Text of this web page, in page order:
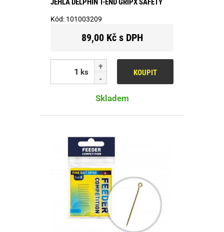
JEHLA DELPHIN T-END GRIPX SAFETY
Kód: 101003209
89,00 Kč s DPH
ks KOUPIT
Skladem